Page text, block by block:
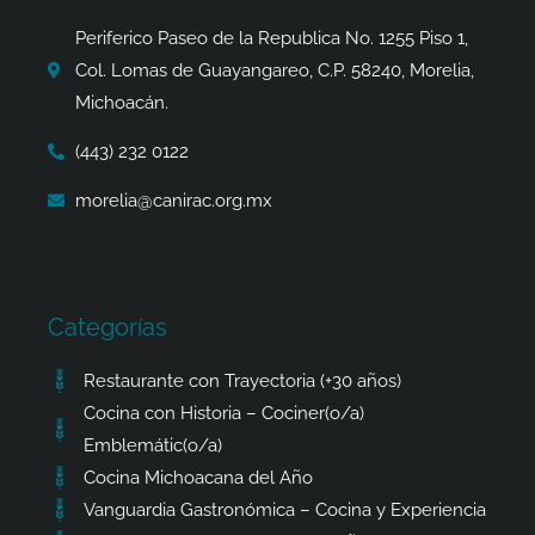
k
-
f
a
m
e
r
p
Periferico Paseo de la Republica No. 1255 Piso 1,
Col. Lomas de Guayangareo, C.P. 58240, Morelia,
Michoacán.
(443) 232 0122
morelia@canirac.org.mx
Categorías
Restaurante con Trayectoria (+30 años)
Cocina con Historia – Cociner(o/a)
Emblemátic(o/a)
Cocina Michoacana del Año
Vanguardia Gastronómica – Cocina y Experiencia